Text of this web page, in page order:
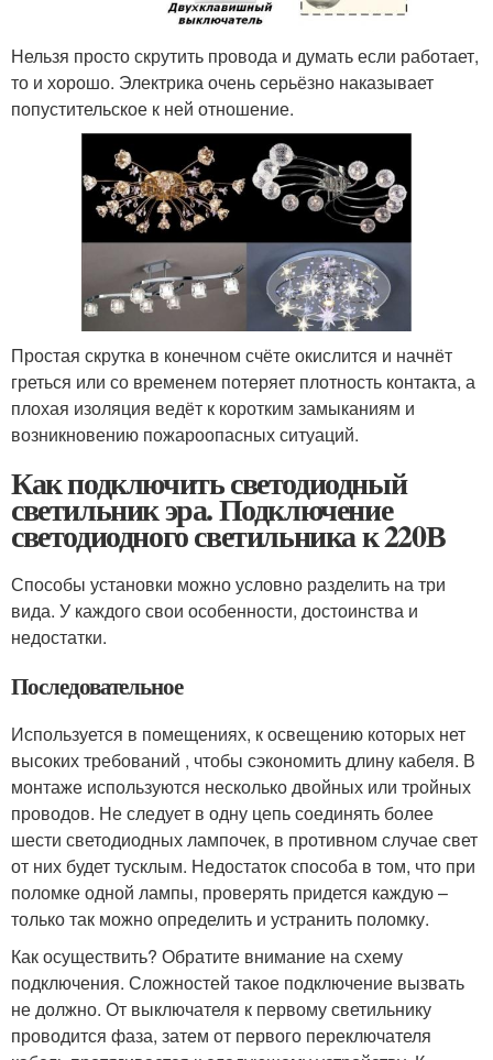
Нельзя просто скрутить провода и думать если работает,
то и хорошо. Электрика очень серьёзно наказывает
попустительское к ней отношение.
Простая скрутка в конечном счёте окислится и начнёт
греться или со временем потеряет плотность контакта, а
плохая изоляция ведёт к коротким замыканиям и
возникновению пожароопасных ситуаций.
Как подключить светодиодный
светильник эра. Подключение
светодиодного светильника к 220В
Способы установки можно условно разделить на три
вида. У каждого свои особенности, достоинства и
недостатки.
Последовательное
Используется в помещениях, к освещению которых нет
высоких требований , чтобы сэкономить длину кабеля. В
монтаже используются несколько двойных или тройных
проводов. Не следует в одну цепь соединять более
шести светодиодных лампочек, в противном случае свет
от них будет тусклым. Недостаток способа в том, что при
поломке одной лампы, проверять придется каждую –
только так можно определить и устранить поломку.
Как осуществить? Обратите внимание на схему
подключения. Сложностей такое подключение вызвать
не должно. От выключателя к первому светильнику
проводится фаза, затем от первого переключателя